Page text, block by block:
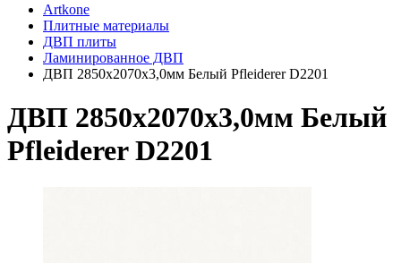
Artkone
Плитные материалы
ДВП плиты
Ламинированное ДВП
ДВП 2850х2070х3,0мм Белый Pfleiderer D2201
ДВП 2850х2070х3,0мм Белый
Pfleiderer D2201